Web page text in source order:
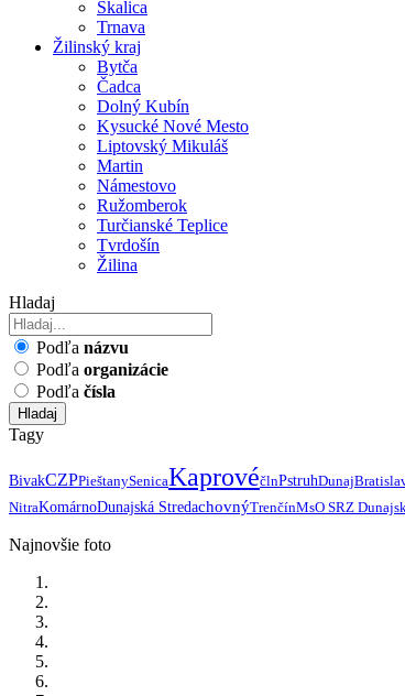
Skalica
Trnava
Žilinský kraj
Bytča
Čadca
Dolný Kubín
Kysucké Nové Mesto
Liptovský Mikuláš
Martin
Námestovo
Ružomberok
Turčianské Teplice
Tvrdošín
Žilina
Hladaj
Podľa názvu
Podľa organizácie
Podľa čísla
Hladaj
Tagy
BivakCZPPieštanySenicaKaprovéčlnPstruhDunaj
NitraKomárnoDunajská StredachovnýTrenčínMsO SRZ
Najnovšie foto